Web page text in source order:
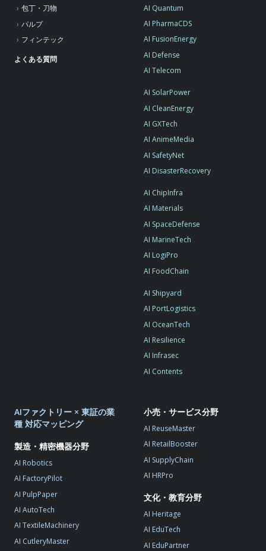
包丁・刀物
パルプ
フィンテック
よくある質問
AI Quantum
AI PharmaCDS
AI FusionEnergy
AI Defense
AI Telecom
AI SolarPower
AI CleanEnergy
AI GXTech
AI AnimeMedia
AI SafetyNet
AI DisasterRecovery
AI ChipInfra
AI Materials
AI SpaceDefense
AI MarineTech
AI LogiPro
AI FoodChain
AI Shipyard
AI PortLogistics
AI OceanTech
AI Resilience
AI Infrasec
AI Contents
AIファクトリー × 東証の業
種 対応マッピング
製造・精密機器分野
AI Robotics
AI FactoryPilot
AI PulpPaper
AI AutoTech
AI TextileMachinery
AI CutleryMaster
小売・サービス分野
AI ReuseMaster
AI RetailBooster
AI SupplyChain
AI HRPro
文化・教育分野
AI Heritage
AI EduTech
AI EduPartner